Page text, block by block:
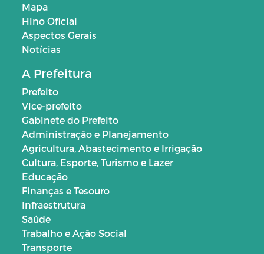
Mapa
Hino Oficial
Aspectos Gerais
Notícias
A Prefeitura
Prefeito
Vice-prefeito
Gabinete do Prefeito
Administração e Planejamento
Agricultura, Abastecimento e Irrigação
Cultura, Esporte, Turismo e Lazer
Educação
Finanças e Tesouro
Infraestrutura
Saúde
Trabalho e Ação Social
Transporte